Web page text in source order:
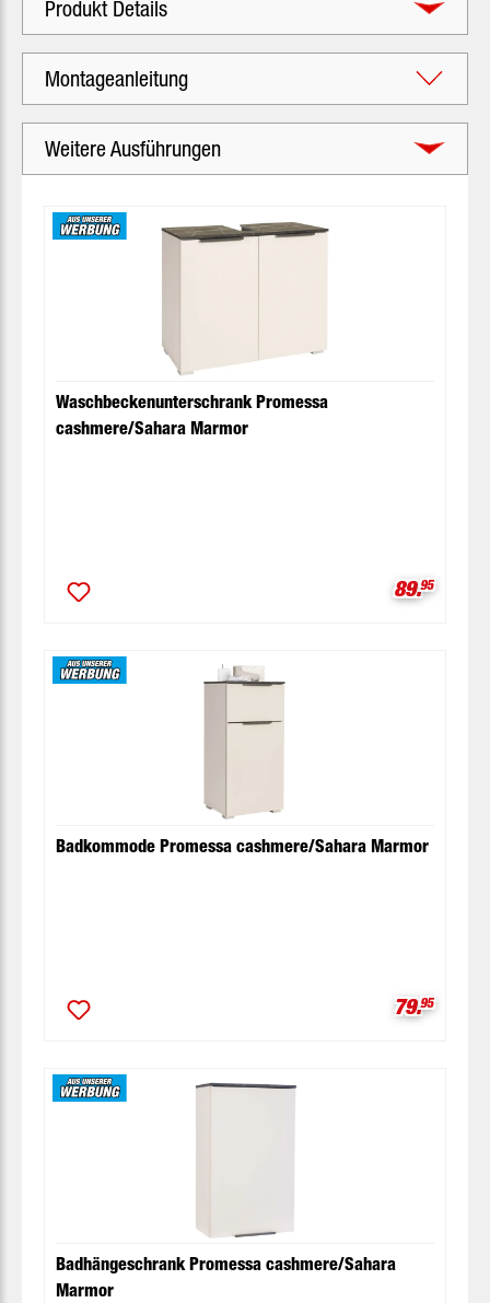
Produkt Details
Montageanleitung
Weitere Ausführungen
Waschbeckenunterschrank Promessa
cashmere/Sahara Marmor
89.95
Badkommode Promessa cashmere/Sahara Marmor
79.95
Badhängeschrank Promessa cashmere/Sahara
Marmor